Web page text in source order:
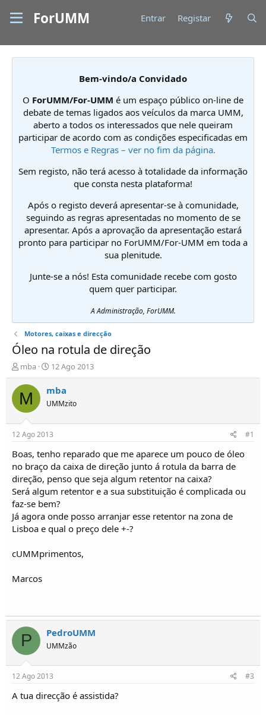
ForUMM Entrar Registar
Bem-vindo/a Convidado
O ForUMM/For-UMM é um espaço público on-line de
debate de temas ligados aos veículos da marca UMM,
aberto a todos os interessados que nele queiram
participar de acordo com as condições especificadas em
Termos e Regras – ver no fim da página.
Sem registo, não terá acesso à totalidade da informação
que consta nesta plataforma!
Após o registo deverá apresentar-se à comunidade,
seguindo as regras apresentadas no momento de se
apresentar. Após a aprovação da apresentação estará
pronto para participar no ForUMM/For-UMM em toda a
sua plenitude.
Junte-se a nós! Esta comunidade recebe com gosto
quem quer participar.
A Administração, ForUMM.
Motores, caixas e direcção
Óleo na rotula de direção
I
n
i
c
i
d
o
r
e
T
ó
p
c
mba
D
a
t
d
i
n
í
i
o
12 Ago 2013
M mba
UMMzito
12 Ago 2013 #1
Boas, tenho reparado que me aparece um pouco de óleo
no braço da caixa de direção junto á rotula da barra de
direção, penso que seja algum retentor na caixa?
Será algum retentor e a sua substituição é complicada ou
faz-se bem?
Já agora onde posso arranjar esse retentor na zona de
Lisboa e qual o preço dele +-?
cUMMprimentos,
Marcos
P PedroUMM
UMMzão
12 Ago 2013 #3
A tua direcção é assistida?